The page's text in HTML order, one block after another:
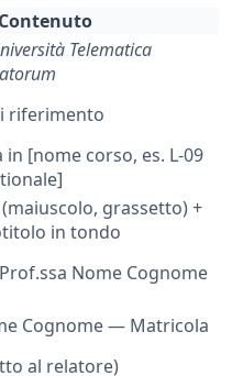
Contenuto
Telematica
riferimento
in [nome corso, es. L-09
grassetto) +
in tondo
Nome Cognome
Cognome — Matricola
al relatore)